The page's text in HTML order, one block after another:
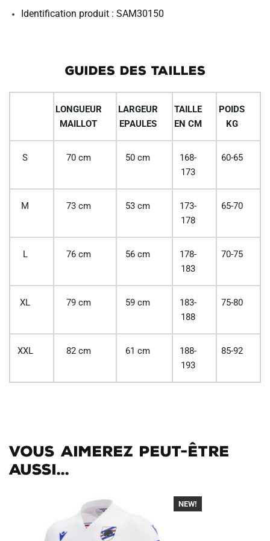
Identification produit : SAM30150
GUIDES DES TAILLES
LONGUEUR
MAILLOT
LARGEUR
EPAULES
TAILLE
EN CM
POIDS
KG
S 70 cm 50 cm
168-
173
60-65
M 73 cm 53 cm
173-
178
65-70
L 76 cm 56 cm
178-
183
70-75
XL 79 cm 59 cm
183-
188
75-80
XXL 82 cm 61 cm
188-
193
85-92
Vous aimerez peut-être
aussi...
-40%
NEW!